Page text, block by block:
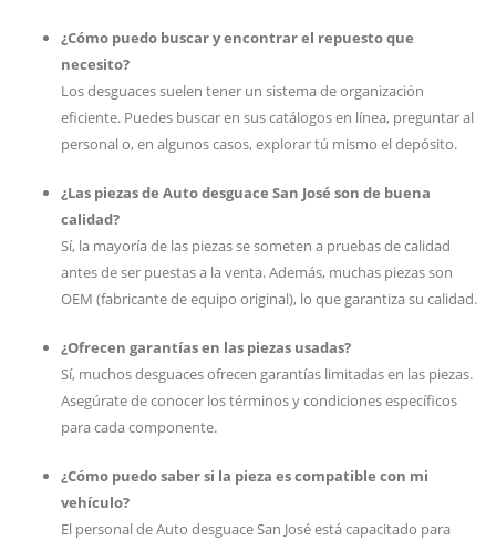
¿Cómo puedo buscar y encontrar el repuesto que
necesito?
Los desguaces suelen tener un sistema de organización
eficiente. Puedes buscar en sus catálogos en línea, preguntar al
personal o, en algunos casos, explorar tú mismo el depósito.
¿Las piezas de Auto desguace San José son de buena
calidad?
Sí, la mayoría de las piezas se someten a pruebas de calidad
antes de ser puestas a la venta. Además, muchas piezas son
OEM (fabricante de equipo original), lo que garantiza su calidad.
¿Ofrecen garantías en las piezas usadas?
Sí, muchos desguaces ofrecen garantías limitadas en las piezas.
Asegúrate de conocer los términos y condiciones específicos
para cada componente.
¿Cómo puedo saber si la pieza es compatible con mi
vehículo?
El personal de Auto desguace San José está capacitado para